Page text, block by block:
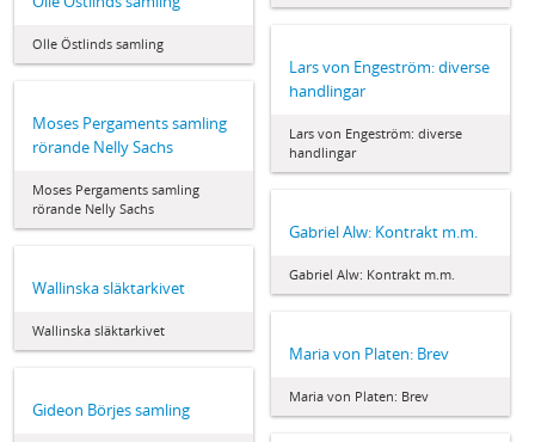
Olle Östlinds samling
Lars von Engeström: diverse
handlingar
Lars von Engeström: diverse
handlingar
Moses Pergaments samling
rörande Nelly Sachs
Moses Pergaments samling
rörande Nelly Sachs
Gabriel Alw: Kontrakt m.m.
Gabriel Alw: Kontrakt m.m.
Wallinska släktarkivet
Wallinska släktarkivet
Maria von Platen: Brev
Maria von Platen: Brev
Gideon Börjes samling